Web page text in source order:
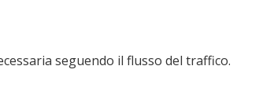
seguendo il flusso del traffico.